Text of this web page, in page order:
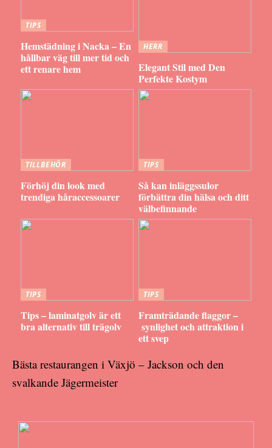
TIPS
Hemstädning i Nacka – En
hållbar väg till mer tid och
ett renare hem
HERR
Elegant Stil med Den
Perfekte Kostym
TILLBEHÖR
Förhöj din look med
trendiga håraccessoarer
TIPS
Så kan inläggssulor
förbättra din hälsa och ditt
välbefinnande
TIPS
Tips – laminatgolv är ett
bra alternativ till trägolv
TIPS
Framträdande flaggor –
synlighet och attraktion i
ett svep
Bästa restaurangen i Växjö – Jackson och den
svalkande Jägermeister